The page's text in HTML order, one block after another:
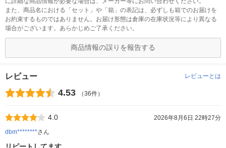
また、商品名における「セット」や「箱」の表記は、必ずしも箱でのお届けを
お約束するものではありません。お届け形態は倉庫の在庫状況等により異なる
場合がございます。あらかじめご了承ください。
商品情報の誤りを報告する
レビュー レビューとは
4.53 （36件）
4.0
2026年8月6日 22時27分
dbm********さん